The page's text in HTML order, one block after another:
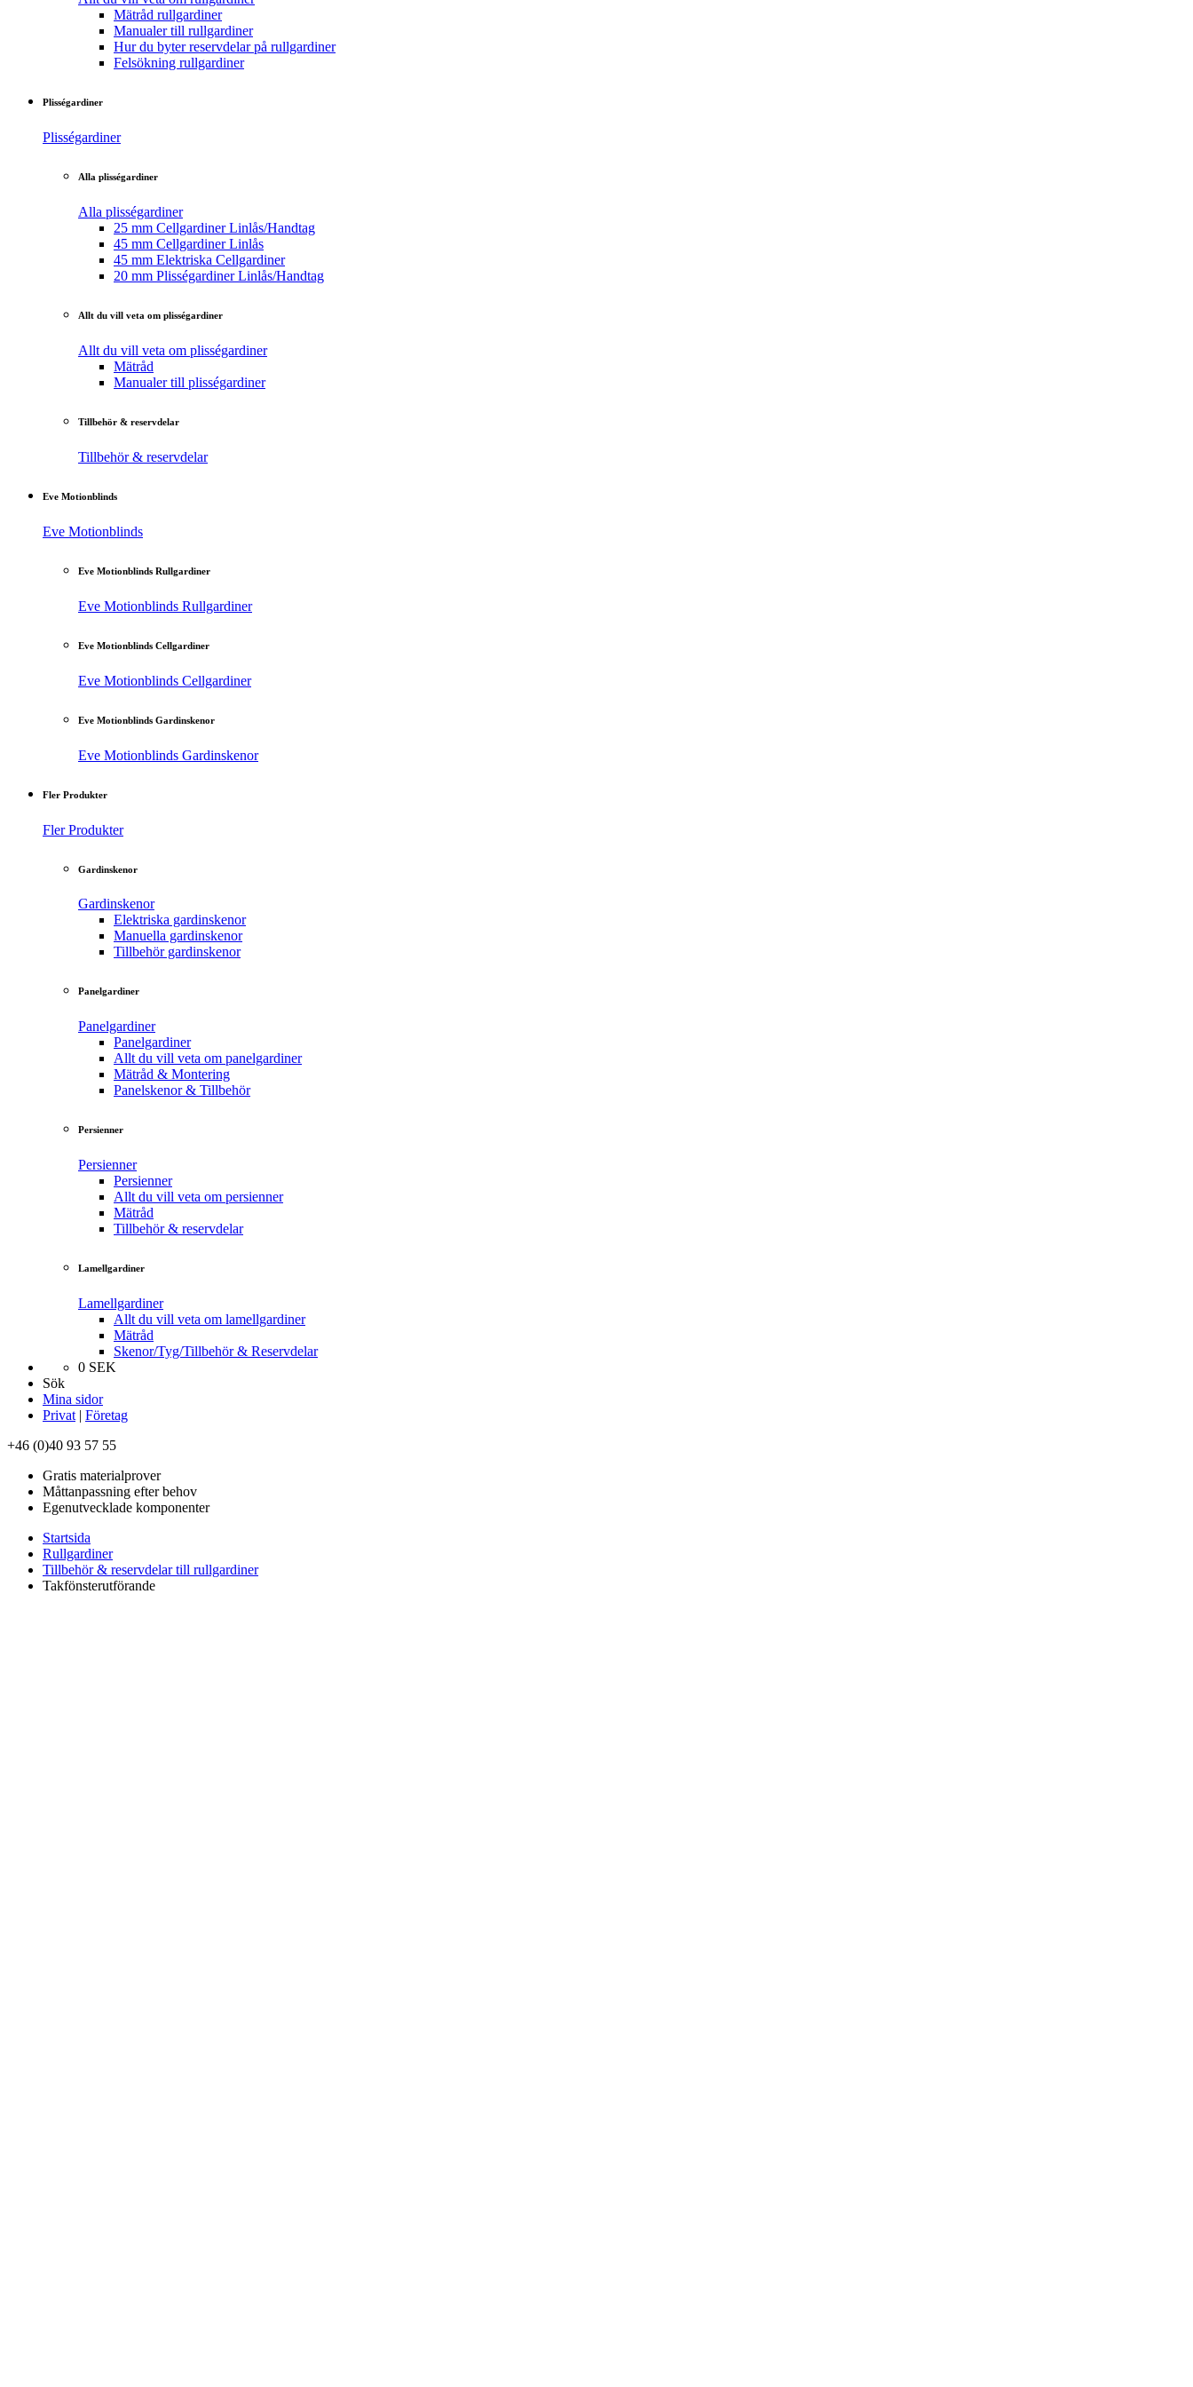
Mätråd rullgardiner
Manualer till rullgardiner
Hur du byter reservdelar på rullgardiner
Felsökning rullgardiner
Plisségardiner
Plisségardiner
Alla plisségardiner
Alla plisségardiner
25 mm Cellgardiner Linlås/Handtag
45 mm Cellgardiner Linlås
45 mm Elektriska Cellgardiner
20 mm Plisségardiner Linlås/Handtag
Allt du vill veta om plisségardiner
Allt du vill veta om plisségardiner
Mätråd
Manualer till plisségardiner
Tillbehör & reservdelar
Tillbehör & reservdelar
Eve Motionblinds
Eve Motionblinds
Eve Motionblinds Rullgardiner
Eve Motionblinds Rullgardiner
Eve Motionblinds Cellgardiner
Eve Motionblinds Cellgardiner
Eve Motionblinds Gardinskenor
Eve Motionblinds Gardinskenor
Fler Produkter
Fler Produkter
Gardinskenor
Gardinskenor
Elektriska gardinskenor
Manuella gardinskenor
Tillbehör gardinskenor
Panelgardiner
Panelgardiner
Panelgardiner
Allt du vill veta om panelgardiner
Mätråd & Montering
Panelskenor & Tillbehör
Persienner
Persienner
Persienner
Allt du vill veta om persienner
Mätråd
Tillbehör & reservdelar
Lamellgardiner
Lamellgardiner
Allt du vill veta om lamellgardiner
Mätråd
Skenor/Tyg/Tillbehör & Reservdelar
0 SEK
Sök
Mina sidor
Privat | Företag
+46 (0)40 93 57 55
Gratis materialprover
Måttanpassning efter behov
Egenutvecklade komponenter
Startsida
Rullgardiner
Tillbehör & reservdelar till rullgardiner
Takfönsterutförande